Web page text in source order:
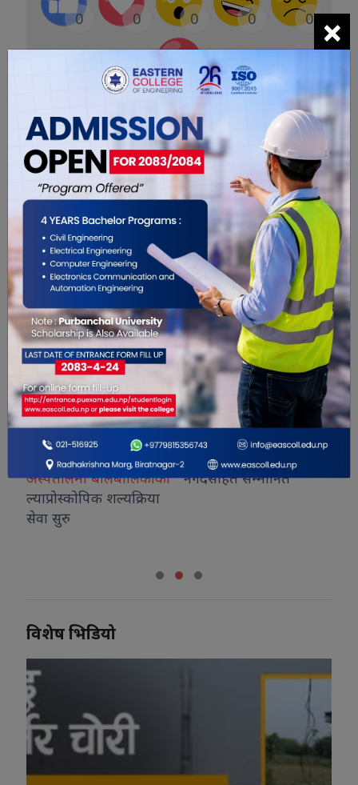
0 0 0 0 0
सम्बंधित खबरहरु
जीवन विकास सामुदायिक
अस्पतालमा बालबालिकाको
ल्याप्रोस्कोपिक शल्यक्रिया
सेवा सुरु
कोशीका उत्कृष्ट फोटोग्राफर
नगदसहित सम्मानित
विशेष भिडियो
×